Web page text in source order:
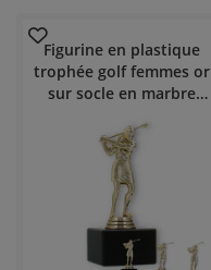
Figurine en plastique
trophée golf femmes or
sur socle en marbre